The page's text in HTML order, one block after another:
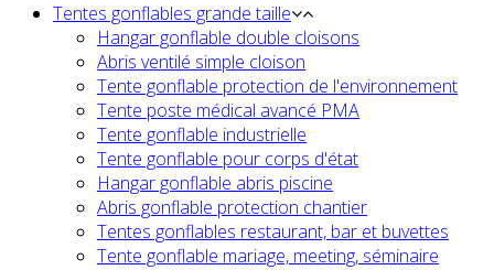
Tentes gonflables grande taille
Hangar gonflable double cloisons
Abris ventilé simple cloison
Tente gonflable protection de l'environnement
Tente poste médical avancé PMA
Tente gonflable industrielle
Tente gonflable pour corps d'état
Hangar gonflable abris piscine
Abris gonflable protection chantier
Tentes gonflables restaurant, bar et buvettes
Tente gonflable mariage, meeting, séminaire